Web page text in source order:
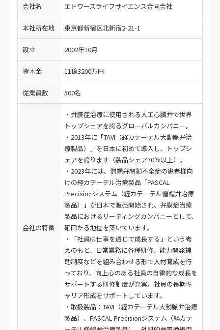
会社名 エドワーズライフサイエンス合同会社
本社所在地 東京都新宿区北新宿2-21-1
設立 2002年10月
資本金 11億3200万円
従業員数 500名
会社の特徴
・弁膜症治療に使用される人工心臓弁で世界
トップシェアを誇るグローバルカンパニー。
・2013年に「TAVI（経カテーテル大動脈弁治
療製品）」を日本に初めて導入し、トップシ
ェアを誇ります（製品シェア70％以上）。
・2023年には、僧帽弁閉鎖不全症の患者様向
けの経カテーテル治療製品「PASCAL
Precisionシステム（経カテーテル僧帽弁治療
製品）」が日本で販売開始され、弁膜症治療
製品におけるリーディングカンパニーとして、
確固たる地位を築いています。
・「社員は仕事を通じて成長する」という考
えのもと、日常業務に各種研修、能力開発補
助制度などを組み合わせる形で人材育成を行
っており、向上心のある社員の自律的な成長を
サポートする研修制度が充実。社員の長期キ
ャリア形成をサポートしています。
・取扱製品：TAVI（経カテーテル大動脈弁治療
製品）、PASCAL Precisionシステム（経カテ